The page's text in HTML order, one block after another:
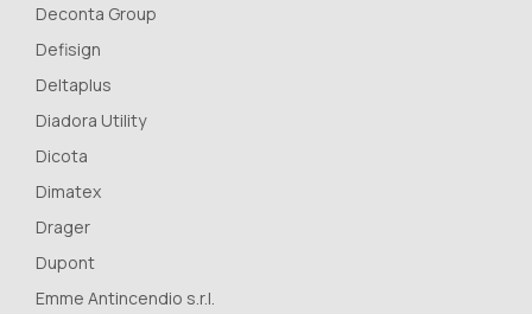
Deconta Group
Defisign
Deltaplus
Diadora Utility
Dicota
Dimatex
Drager
Dupont
Emme Antincendio s.r.l.